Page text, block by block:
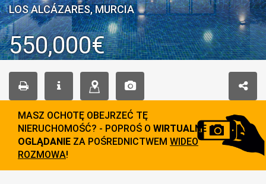
LOS ALCÁZARES, MURCIA
550,000€
MASZ OCHOTĘ OBEJRZEĆ TĘ
NIERUCHOMOŚĆ? - POPROŚ O WIRTUALNE
OGLĄDANIE ZA POŚREDNICTWEM WIDEO
ROZMOWA!